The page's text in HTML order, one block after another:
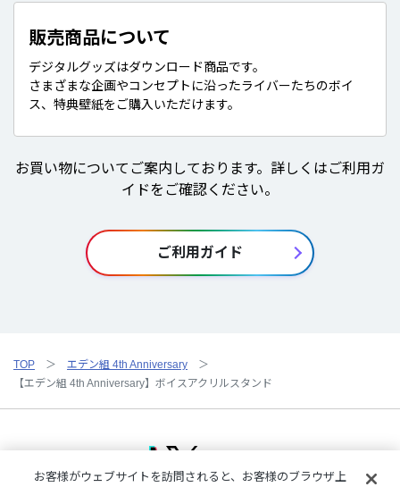
販売商品について
デジタルグッズはダウンロード商品です。
さまざまな企画やコンセプトに沿ったライバーたちのボイ
ス、特典壁紙をご購入いただけます。
お買い物についてご案内しております。詳しくはご利用ガ
イドをご確認ください。
ご利用ガイド
TOP
エデン組 4th Anniversary
【エデン組 4th Anniversary】ボイスアクリルスタンド
お客様がウェブサイトを訪問されると、お客様のブラウザ上